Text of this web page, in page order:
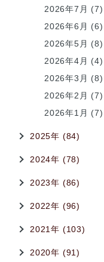
2026年7月 (7)
2026年6月 (6)
2026年5月 (8)
2026年4月 (4)
2026年3月 (8)
2026年2月 (7)
2026年1月 (7)
2025年 (84)
2024年 (78)
2023年 (86)
2022年 (96)
2021年 (103)
2020年 (91)